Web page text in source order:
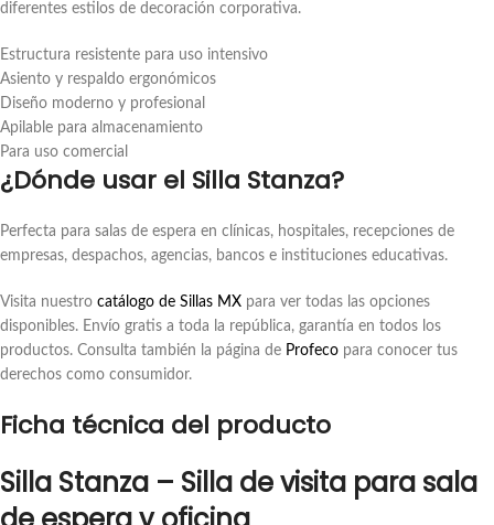
diferentes estilos de decoración corporativa.
Estructura resistente para uso intensivo
Asiento y respaldo ergonómicos
Diseño moderno y profesional
Apilable para almacenamiento
Para uso comercial
¿Dónde usar el Silla Stanza?
Perfecta para salas de espera en clínicas, hospitales, recepciones de
empresas, despachos, agencias, bancos e instituciones educativas.
Visita nuestro catálogo de Sillas MX para ver todas las opciones
disponibles. Envío gratis a toda la república, garantía en todos los
productos. Consulta también la página de Profeco para conocer tus
derechos como consumidor.
Ficha técnica del producto
Silla Stanza – Silla de visita para sala